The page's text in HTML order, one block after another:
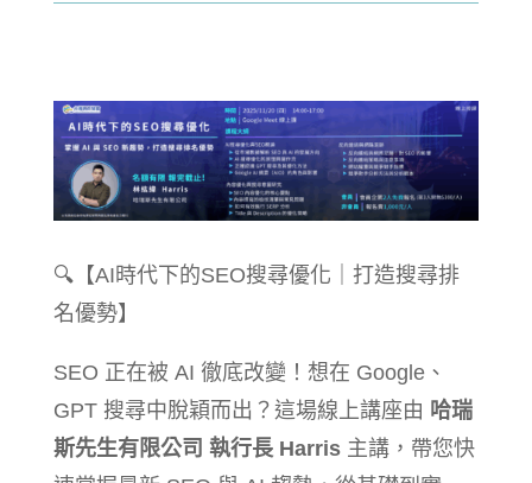
🔍【AI時代下的SEO搜尋優化｜打造搜尋排
名優勢】
SEO 正在被 AI 徹底改變！想在 Google、
GPT 搜尋中脫穎而出？這場線上講座由 哈瑞
斯先生有限公司 執行長 Harris主講，帶您快